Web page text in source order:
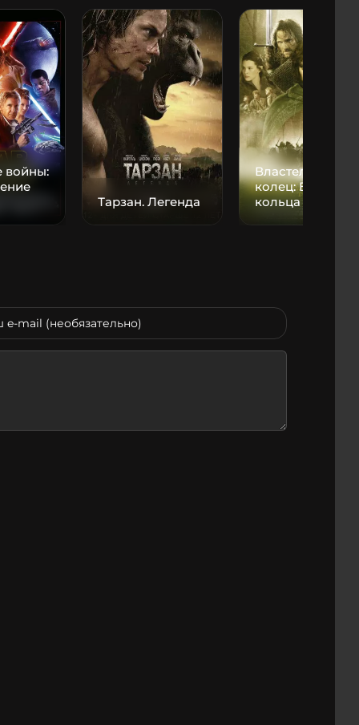
войны:
Тарзан. Легенда
Властелин
колец: Братство
кольца